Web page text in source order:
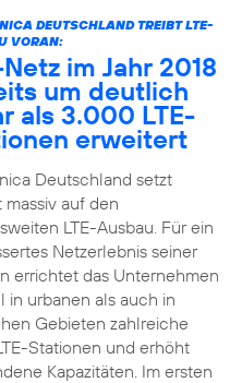
DEUTSCHLAND TREIBT LTE-
VORAN:
Netz im Jahr 2018
um deutlich
als 3.000 LTE-
erweitert
Deutschland setzt
massiv auf den
LTE-Ausbau. Für ein
Netzerlebnis seiner
errichtet das Unternehmen
in urbanen als auch in
Gebieten zahlreiche
Stationen und erhöht
Kapazitäten. Im ersten